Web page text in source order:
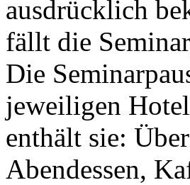
ausdrücklich
fällt die
Die
jeweiligen
enthält sie:
Abendessen,